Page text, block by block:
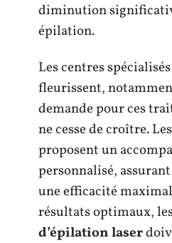
diminution
épilation.
Les centres
fleurissent,
demande pour ces
ne cesse de croître.
proposent un
personnalisé,
une efficacité
résultats optimaux,
d’épilation laser